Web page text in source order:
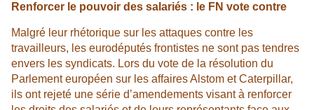
Renforcer le pouvoir des salariés : le FN vote contre
Malgré leur rhétorique sur les attaques contre les
travailleurs, les eurodéputés frontistes ne sont pas tendres
envers les syndicats. Lors du vote de la résolution du
Parlement européen sur les affaires Alstom et Caterpillar,
ils ont rejeté une série d’amendements visant à renforcer